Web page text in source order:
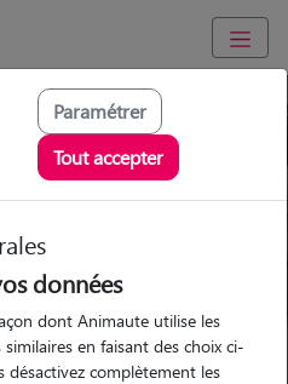
idéal !
Visites
Visites
Paramétrer
Tout accepter
données
dont Animaute utilise les
en faisant des choix ci-
désactivez complètement les